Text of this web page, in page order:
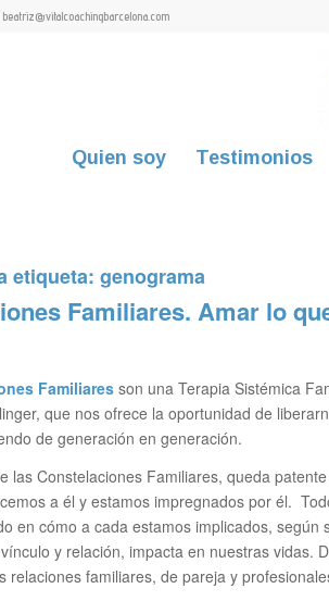
Quien soy Testimonios
etiqueta: genograma
Familiares. Amar lo
Familiares son una Terapia Sistémica
que nos ofrece la oportunidad de
de generación en generación.
las Constelaciones Familiares, queda
a él y estamos impregnados por él.
en cómo a cada estamos implicados, según
y relación, impacta en nuestras vidas.
relaciones familiares, de pareja y